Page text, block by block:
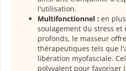
l'utilisation.
Multifonctionnel : en
soulagement du stress et
profonds, le masseur
thérapeutiques tels que
libération myofasciale.
polyvalent pour favoriser